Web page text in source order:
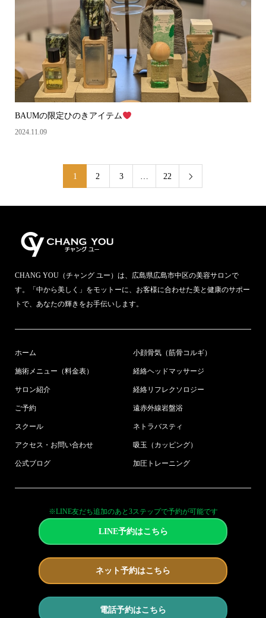
BAUMの限定ひのきアイテム
2024.11.09
1 2 3 … 22 
CHANG YOU（チャング ユー）は、広島県広島市中区の美容サロンで
す。「中から美しく」をモットーに、お客様に合わせた美と健康のサポー
トで、あなたの輝きをお手伝いします。
ホーム
施術メニュー（料金表）
サロン紹介
ご予約
スクール
アクセス・お問い合わせ
公式ブログ
小顔骨気（筋骨コルギ）
経絡ヘッドマッサージ
経絡リフレクソロジー
遠赤外線岩盤浴
ネトラバスティ
吸玉（カッピング）
加圧トレーニング
※LINE友だち追加のあと3ステップで予約が可能です
LINE予約はこちら
ネット予約はこちら
電話予約はこちら